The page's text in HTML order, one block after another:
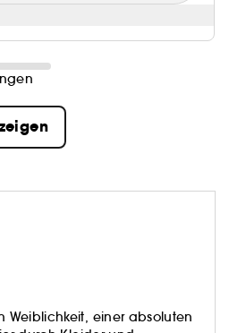
Weiblichkeit, einer absoluten